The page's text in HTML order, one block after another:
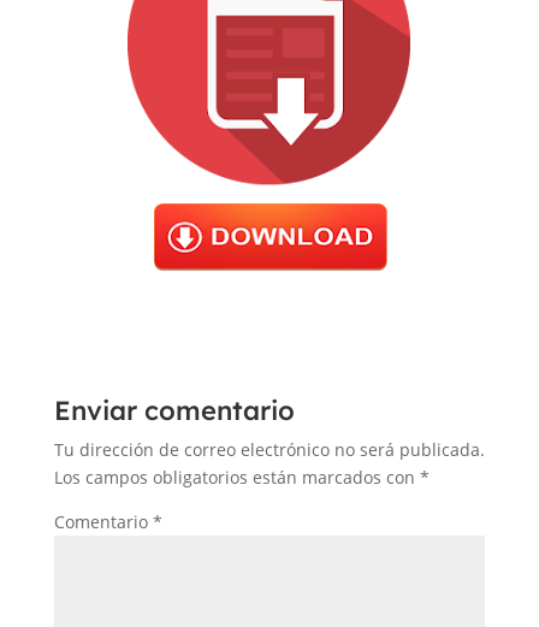
Enviar comentario
Tu dirección de correo electrónico no será publicada.
Los campos obligatorios están marcados con *
Comentario *